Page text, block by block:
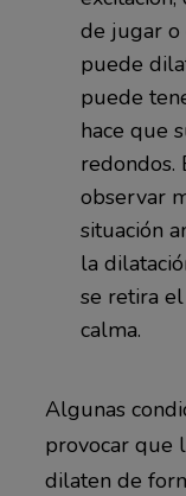
de jugar o
puede
puede
hace que
redondos.
observar
situación
la
se retira
calma.
Algunas
provocar que
dilaten de